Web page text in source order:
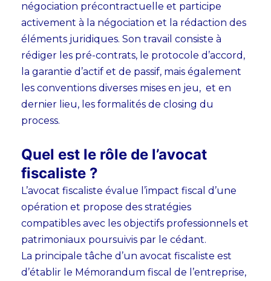
négociation précontractuelle et participe
activement à la négociation et la rédaction des
éléments juridiques. Son travail consiste à
rédiger les pré-contrats, le protocole d’accord,
la garantie d’actif et de passif, mais également
les conventions diverses mises en jeu, et en
dernier lieu, les formalités de closing du
process.
Quel est le rôle de l’avocat
fiscaliste ?
L’avocat fiscaliste évalue l’impact fiscal d’une
opération et propose des stratégies
compatibles avec les objectifs professionnels et
patrimoniaux poursuivis par le cédant.
La principale tâche d’un avocat fiscaliste est
d’établir le Mémorandum fiscal de l’entreprise,